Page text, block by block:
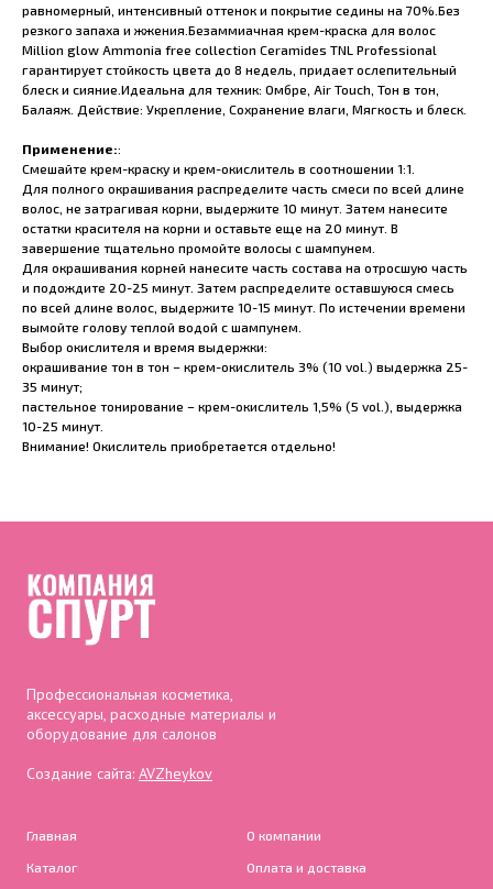
равномерный, интенсивный оттенок и покрытие седины на 70%.Без
резкого запаха и жжения.Безаммиачная крем-краска для волос
Million glow Ammonia free collection Ceramides TNL Professional
гарантирует стойкость цвета до 8 недель, придает ослепительный
блеск и сияние.Идеальна для техник: Омбре, Air Touch, Тон в тон,
Балаяж. Действие: Укрепление, Сохранение влаги, Мягкость и блеск.
Применение::
Смешайте крем-краску и крем-окислитель в соотношении 1:1.
Для полного окрашивания распределите часть смеси по всей длине
волос, не затрагивая корни, выдержите 10 минут. Затем нанесите
остатки красителя на корни и оставьте еще на 20 минут. В
завершение тщательно промойте волосы с шампунем.
Для окрашивания корней нанесите часть состава на отросшую часть
и подождите 20-25 минут. Затем распределите оставшуюся смесь
по всей длине волос, выдержите 10-15 минут. По истечении времени
вымойте голову теплой водой с шампунем.
Выбор окислителя и время выдержки:
окрашивание тон в тон – крем-окислитель 3% (10 vol.) выдержка 25-
35 минут;
пастельное тонирование – крем-окислитель 1,5% (5 vol.), выдержка
10-25 минут.
Внимание! Окислитель приобретается отдельно!
Профессиональная косметика,
аксессуары, расходные материалы и
оборудование для салонов
Создание сайта: AVZheykov
Главная
Каталог
О компании
Оплата и доставка